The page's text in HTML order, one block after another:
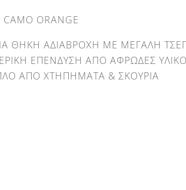
ORANGE
ΘΗΚΗ ΑΔΙΑΒΡΟΧΗ ΜΕ ΜΕΓΑΛΗ
ΕΠΕΝΔΥΣΗ ΑΠΟ ΑΦΡΩΔΕΣ
ΑΠΟ ΧΤΗΠΗΜΑΤΑ & ΣΚΟΥΡΙΑ